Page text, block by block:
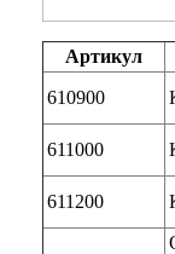
Артикул
610900
611000
611200